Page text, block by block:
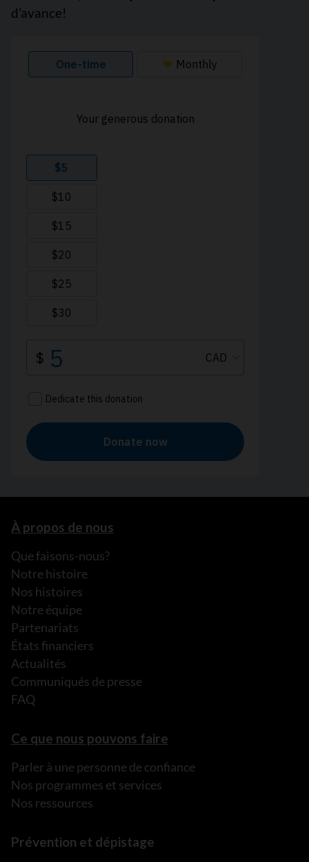
d’avance!
À propos de nous
Que faisons-nous?
Notre histoire
Nos histoires
Notre équipe
Partenariats
États financiers
Actualités
Communiqués de presse
FAQ
Ce que nous pouvons faire
Parler à une personne de confiance
Nos programmes et services
Nos ressources
Prévention et dépistage